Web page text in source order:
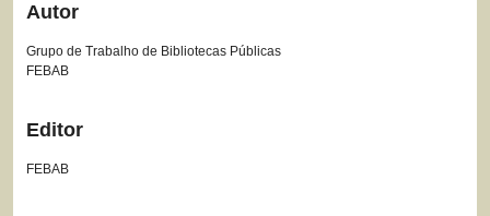
Autor
Grupo de Trabalho de Bibliotecas Públicas
FEBAB
Editor
FEBAB